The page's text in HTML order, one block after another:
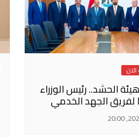
الحشد.. رئيس الوزراء
لفريق الجهد الخدمي